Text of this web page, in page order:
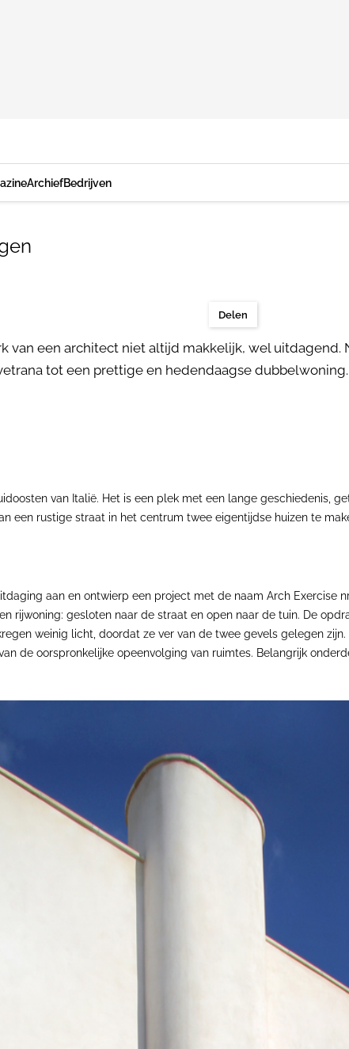
ArchiefBedrijven
Delen
van een architect niet altijd makkelijk, wel uitdagend.
tot een prettige en hedendaagse
van Italië. Het is een plek met een lange geschiedenis,
een rustige straat in het centrum twee eigentijdse huizen te
aan en ontwierp een project met de naam Arch Exercise
rijwoning: gesloten naar de straat en open naar de tuin. De
weinig licht, doordat ze ver van de twee gevels gelegen
de oorspronkelijke opeenvolging van ruimtes. Belangrijk